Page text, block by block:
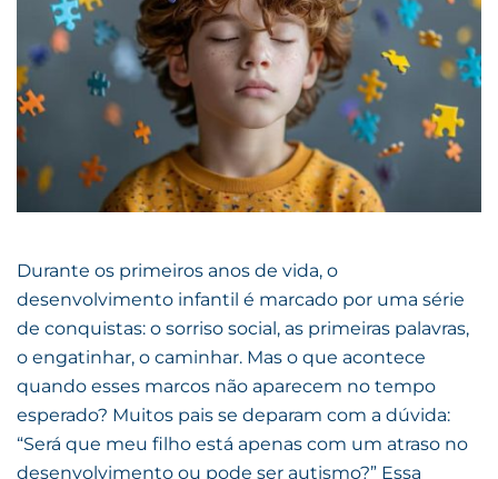
Durante os primeiros anos de vida, o
desenvolvimento infantil é marcado por uma série
de conquistas: o sorriso social, as primeiras palavras,
o engatinhar, o caminhar. Mas o que acontece
quando esses marcos não aparecem no tempo
esperado? Muitos pais se deparam com a dúvida:
“Será que meu filho está apenas com um atraso no
desenvolvimento ou pode ser autismo?” Essa